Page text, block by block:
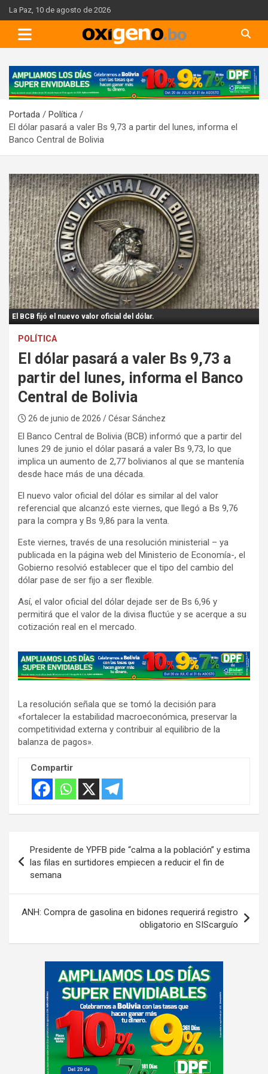
Skip
to
content
La Paz, 10 de agosto de 2026
A
d
e
r
t
s
e
m
e
n
t
:
Portada
Política
El dólar pasará a valer Bs 9,73 a partir del lunes, informa el
Banco Central de Bolivia
El BCB fijó el nuevo valor oficial del dólar.
POLÍTICA
El dólar pasará a valer Bs 9,73 a
partir del lunes, informa el Banco
Central de Bolivia
26 de junio de 2026 / César Sánchez
El Banco Central de Bolivia (BCB) informó que a partir del
lunes 29 de junio el dólar pasará a valer Bs 9,73, lo que
implica un aumento de 2,77 bolivianos al que se mantenía
desde hace más de una década.
El nuevo valor oficial del dólar es similar al del valor
referencial que alcanzó este viernes, que llegó a Bs 9,76
para la compra y Bs 9,86 para la venta.
Este viernes, través de una resolución ministerial – ya
publicada en la página web del Ministerio de Economía-, el
Gobierno resolvió establecer que el tipo del cambio del
dólar pase de ser fijo a ser flexible.
Así, el valor oficial del dólar dejade ser de Bs 6,96 y
permitirá que el valor de la divisa fluctúe y se acerque a su
cotización real en el mercado.
A
d
e
r
t
s
m
e
t
La resolución señala que se tomó la decisión para
«fortalecer la estabilidad macroeconómica, preservar la
competitividad externa y contribuir al equilibrio de la
balanza de pagos».
Compartir
de
entradas
Presidente de YPFB pide “calma a la población” y estima
las filas en surtidores empiecen a reducir el fin de
semana
ANH: Compra de gasolina en bidones requerirá registro
obligatorio en SIScarguío